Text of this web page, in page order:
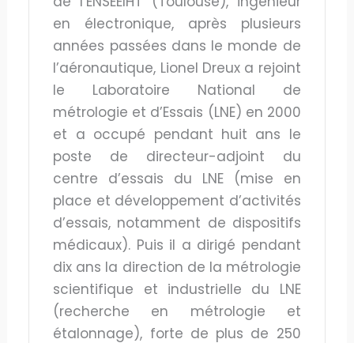
en électronique, après plusieurs
années passées dans le monde de
l’aéronautique, Lionel Dreux a rejoint
le Laboratoire National de
métrologie et d’Essais (LNE) en 2000
et a occupé pendant huit ans le
poste de directeur-adjoint du
centre d’essais du LNE (mise en
place et développement d’activités
d’essais, notamment de dispositifs
médicaux). Puis il a dirigé pendant
dix ans la direction de la métrologie
scientifique et industrielle du LNE
(recherche en métrologie et
étalonnage), forte de plus de 250